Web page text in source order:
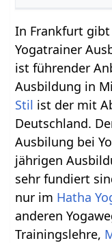
In Frankfurt gibt
Yogatrainer
ist führender
Ausbildung in
Stil ist der mit
Deutschland.
Ausbilung bei
jährigen
sehr fundiert
nur im Hatha
anderen
Trainingslehre,